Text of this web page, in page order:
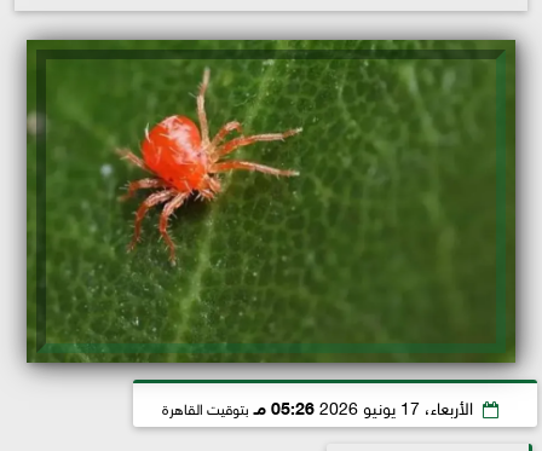
الأربعاء، 17 يونيو 2026 05:26 مـ بتوقيت القاهرة